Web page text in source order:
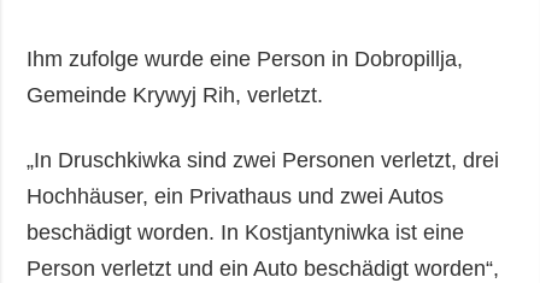
Ihm zufolge wurde eine Person in Dobropillja,
Gemeinde Krywyj Rih, verletzt.
„In Druschkiwka sind zwei Personen verletzt, drei
Hochhäuser, ein Privathaus und zwei Autos
beschädigt worden. In Kostjantyniwka ist eine
Person verletzt und ein Auto beschädigt worden“,